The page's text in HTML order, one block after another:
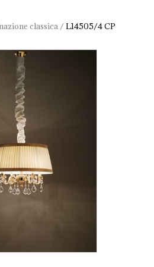
classica /L14505/4 CP